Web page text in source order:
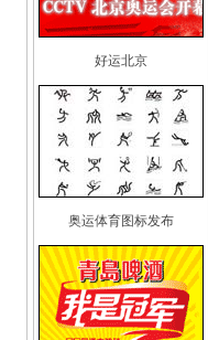
好运北京
奥运体育图标发布